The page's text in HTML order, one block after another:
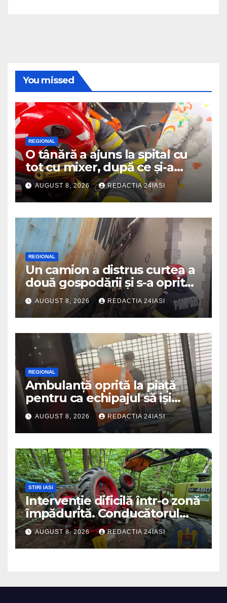
You missed
REGIONAL
O tânără a ajuns la spital cu
tot cu mixer, după ce și-a
prins degetul în aparat
AUGUST 8, 2026 REDACTIA 24IASI
REGIONAL
Un camion a distrus curtea a
două gospodării și s-a oprit
intr-o locuință
AUGUST 8, 2026 REDACTIA 24IASI
REGIONAL
Ambulanță oprită la piață
pentru ca echipajul să iși
cumpere pepene și legume.
DSU a anuntat că va aplica
sancțiuni
AUGUST 8, 2026 REDACTIA 24IASI
STIRI IASI
Intervenție dificilă într-o zonă
împădurită. Conducătorul
unui tractor răsturnat, salvat
prin efortul comun al
echipajelor de intervenție
AUGUST 8, 2026 REDACTIA 24IASI